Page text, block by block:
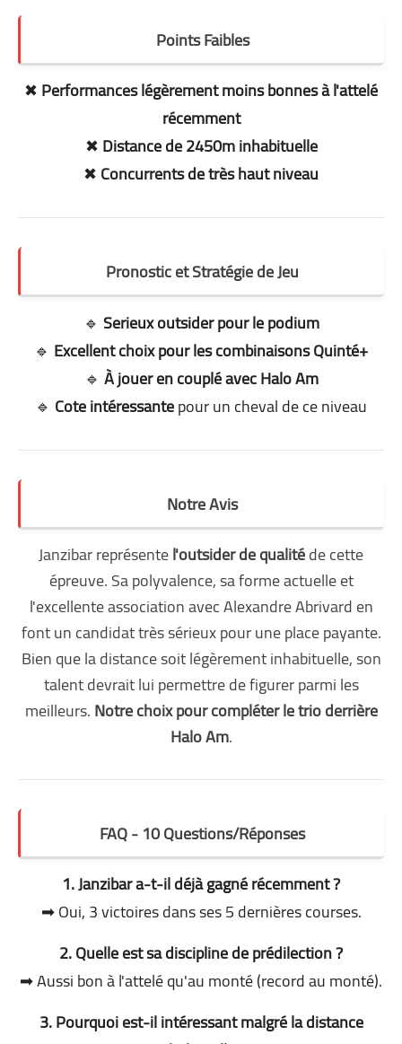
Points Faibles
✖Performances légèrement moins bonnes à l'attelé
récemment
✖Distance de 2450m inhabituelle
✖Concurrents de très haut niveau
Pronostic et Stratégie de Jeu
🔹 Serieux outsider pour le podium
🔹 Excellent choix pour les combinaisons Quinté+
🔹 À jouer en couplé avec Halo Am
🔹 Cote intéressantepour un cheval de ce niveau
Notre Avis
Janzibar représentel'outsider de qualitéde cette
épreuve. Sa polyvalence, sa forme actuelle et
l'excellente association avec Alexandre Abrivard en
font un candidat très sérieux pour une place payante.
Bien que la distance soit légèrement inhabituelle, son
talent devrait lui permettre de figurer parmi les
meilleurs.Notre choix pour compléter le trio derrière
Halo Am.
FAQ - 10 Questions/Réponses
1. Janzibar a-t-il déjà gagné récemment ?
➡ Oui, 3 victoires dans ses 5 dernières courses.
2. Quelle est sa discipline de prédilection ?
➡ Aussi bon à l'attelé qu'au monté (record au monté).
3. Pourquoi est-il intéressant malgré la distance